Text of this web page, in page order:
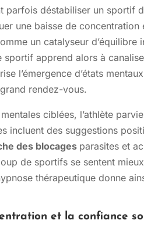
parfois déstabiliser un sportif
une baisse de concentration
un catalyseur
sportif apprend alors à
l’émergence d’états
rendez-vous.
ciblées, l’athlète
incluent des suggestions
des blocages parasites et
de sportifs se sentent
thérapeutique donne
et la confiance